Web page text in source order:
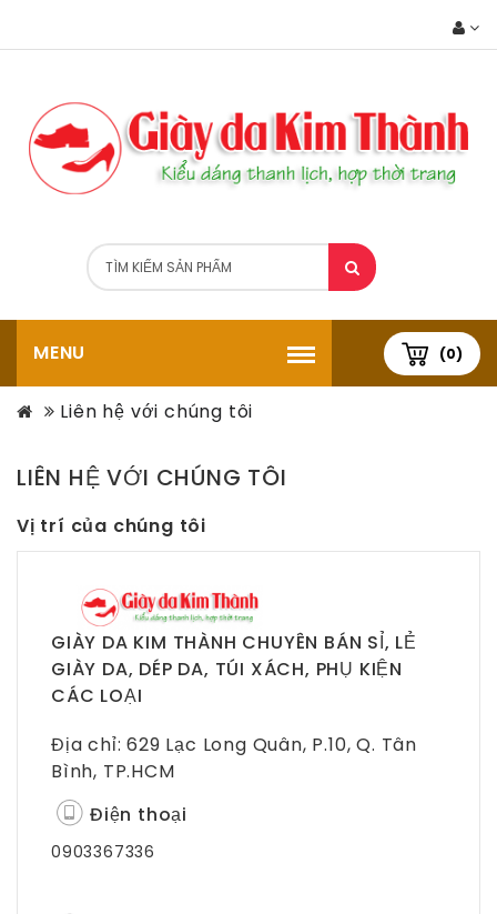
(0)
MENU
Liên hệ với chúng tôi
LIÊN HỆ VỚI CHÚNG TÔI
Vị trí của chúng tôi
GIÀY DA KIM THÀNH CHUYÊN BÁN SỈ, LẺ
GIÀY DA, DÉP DA, TÚI XÁCH, PHỤ KIỆN
CÁC LOẠI
Địa chỉ: 629 Lạc Long Quân, P.10, Q. Tân
Bình, TP.HCM
Điện thoại
0903367336